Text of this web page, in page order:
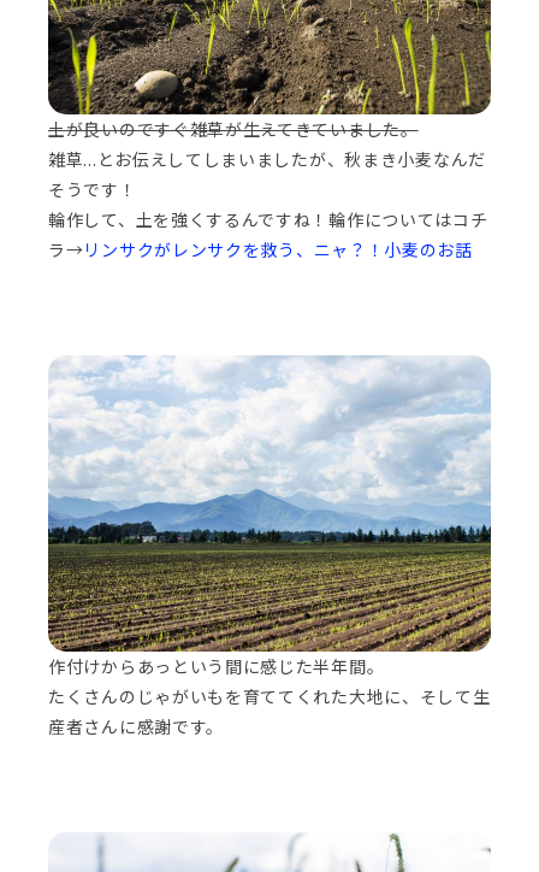
土が良いのですぐ雑草が生えてきていました。
雑草...とお伝えしてしまいましたが、秋まき小麦なんだ
そうです！
輪作して、土を強くするんですね！輪作についてはコチ
ラ→リンサクがレンサクを救う、ニャ？！小麦のお話
作付けからあっという間に感じた半年間。
たくさんのじゃがいもを育ててくれた大地に、そして生
産者さんに感謝です。